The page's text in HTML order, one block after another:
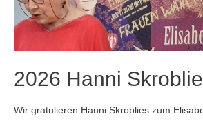
2026 Hanni
Wir gratulieren Hanni Skroblies zum